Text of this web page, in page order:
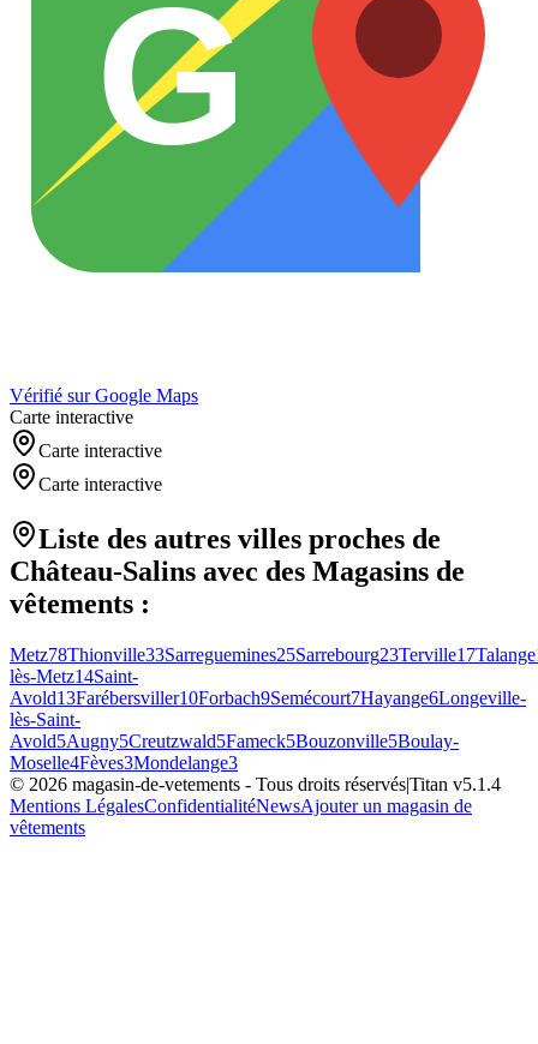
G
Vérifié sur Google Maps
Carte interactive
Carte interactive
Carte interactive
Liste des autres villes proches de
Château-Salins avec des Magasins de
vêtements :
Metz78Thionville33Sarreguemines25Sarrebourg23Terville17Talange
lès-Metz14Saint-
Avold13Farébersviller10Forbach9Semécourt7Hayange6Longeville-
lès-Saint-
Avold5Augny5Creutzwald5Fameck5Bouzonville5Boulay-
Moselle4Fèves3Mondelange3
© 2026 magasin-de-vetements - Tous droits réservés|Titan v5.1.4
Mentions LégalesConfidentialitéNewsAjouter un magasin de
vêtements